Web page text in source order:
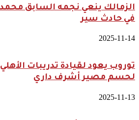
الزمالك ينعي نجمه السابق
في حادث سير
2025-11-14
توروب يعود لقيادة تدريبات
لحسم مصير أشرف داري
2025-11-13